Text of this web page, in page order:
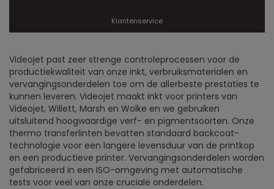
Klantenservice
Videojet past zeer strenge controleprocessen voor de
productiekwaliteit van onze inkt, verbruiksmaterialen en
vervangingsonderdelen toe om de allerbeste prestaties te
kunnen leveren. Videojet maakt inkt voor printers van
Videojet, Willett, Marsh en Wolke en we gebruiken
uitsluitend hoogwaardige verf- en pigmentsoorten. Onze
thermo transferlinten bevatten standaard backcoat-
technologie voor een langere levensduur van de printkop
en een productieve printer. Vervangingsonderdelen worden
gefabriceerd in een ISO-omgeving met automatische
tests voor veel van onze cruciale onderdelen.